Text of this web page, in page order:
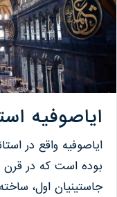
ایاصوفیه
ایاصوفیه واقع در
بوده است که در قرن
جاستینیان اول،